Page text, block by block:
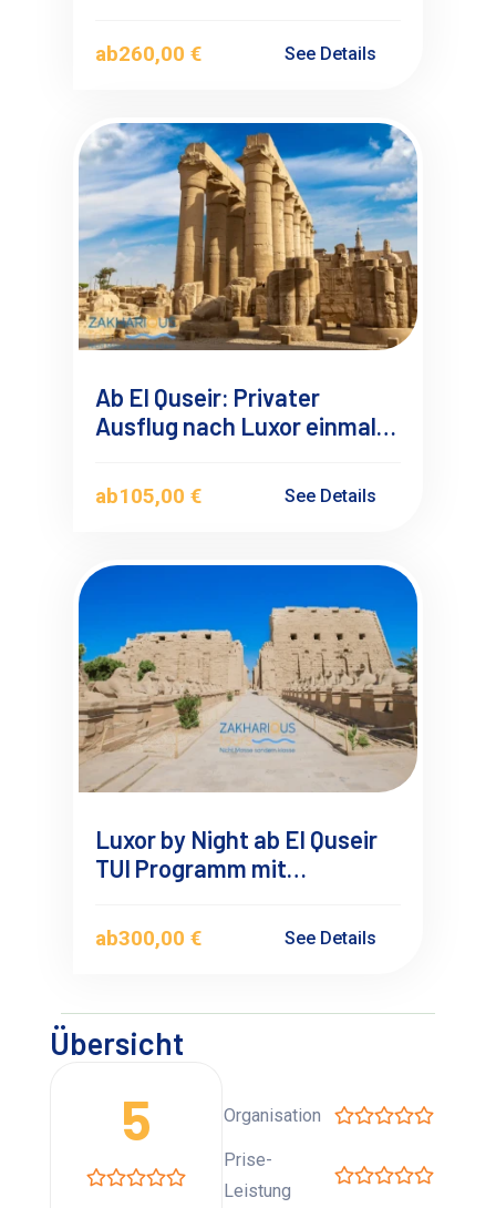
Übernachtung
ab260,00 € See Details
Ab El Quseir: Privater
Ausflug nach Luxor einmal
ab105,00 € See Details
Luxor by Night ab El Quseir
TUI Programm mit
ab300,00 € See Details
Übersicht
5 Organisation
Prise-
Leistung